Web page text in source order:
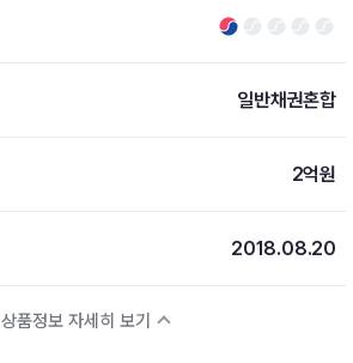
일반채권혼합
2억원
2018.08.20
상품정보 자세히 보기